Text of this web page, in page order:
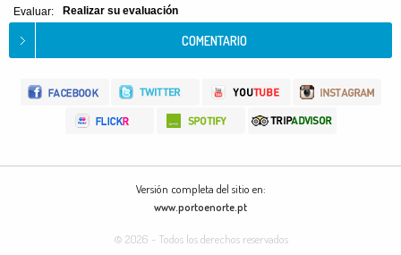
Evaluar: Realizar su evaluación
Versión completa del sitio en:
www.portoenorte.pt
© 2026 - Todos los derechos reservados